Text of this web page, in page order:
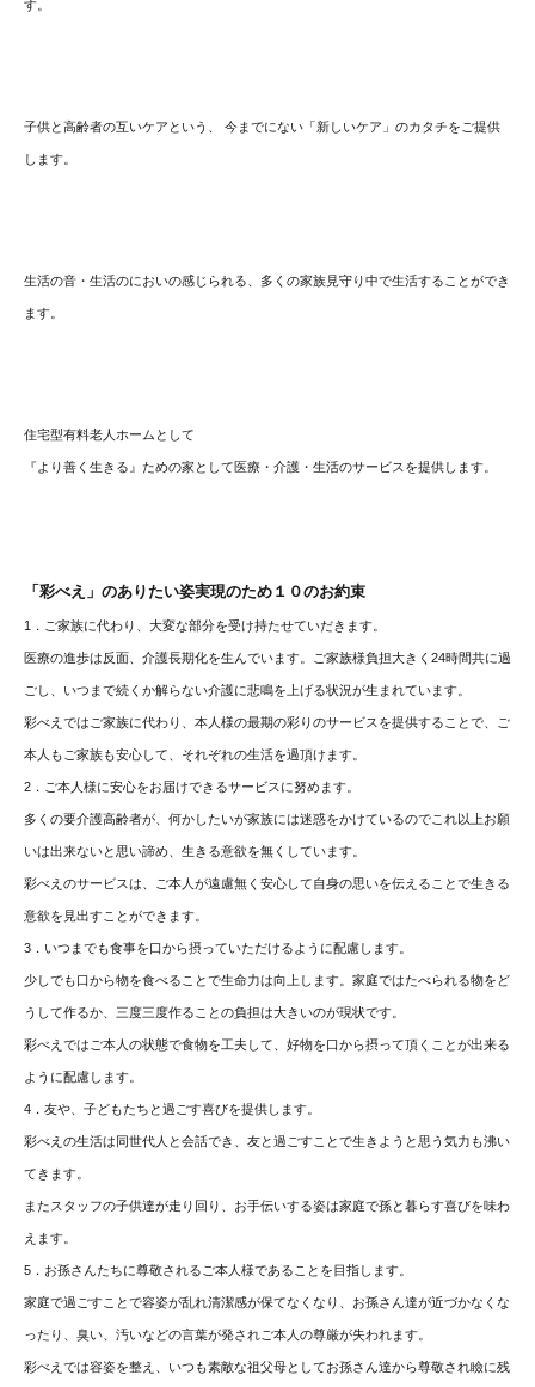
す。
子供と高齢者の互いケアという、 今までにない「新しいケア」のカタチをご提供
します。
生活の音・生活のにおいの感じられる、多くの家族見守り中で生活することができ
ます。
住宅型有料老人ホームとして
『より善く生きる』ための家として医療・介護・生活のサービスを提供します。
「彩べえ」のありたい姿実現のため１０のお約束
1．ご家族に代わり、大変な部分を受け持たせていだきます。
医療の進歩は反面、介護長期化を生んでいます。ご家族様負担大きく24時間共に過
ごし、いつまで続くか解らない介護に悲鳴を上げる状況が生まれています。
彩べえではご家族に代わり、本人様の最期の彩りのサービスを提供することで、ご
本人もご家族も安心して、それぞれの生活を過頂けます。
2．ご本人様に安心をお届けできるサービスに努めます。
多くの要介護高齢者が、何かしたいが家族には迷惑をかけているのでこれ以上お願
いは出来ないと思い諦め、生きる意欲を無くしています。
彩べえのサービスは、ご本人が遠慮無く安心して自身の思いを伝えることで生きる
意欲を見出すことができます。
3．いつまでも食事を口から摂っていただけるように配慮します。
少しでも口から物を食べることで生命力は向上します。家庭ではたべられる物をど
うして作るか、三度三度作ることの負担は大きいのが現状です。
彩べえではご本人の状態で食物を工夫して、好物を口から摂って頂くことが出来る
ように配慮します。
4．友や、子どもたちと過ごす喜びを提供します。
彩べえの生活は同世代人と会話でき、友と過ごすことで生きようと思う気力も沸い
てきます。
またスタッフの子供達が走り回り、お手伝いする姿は家庭で孫と暮らす喜びを味わ
えます。
5．お孫さんたちに尊敬されるご本人様であることを目指します。
家庭で過ごすことで容姿が乱れ清潔感が保てなくなり、お孫さん達が近づかなくな
ったり、臭い、汚いなどの言葉が発されご本人の尊厳が失われます。
彩べえでは容姿を整え、いつも素敵な祖父母としてお孫さん達から尊敬され瞼に残